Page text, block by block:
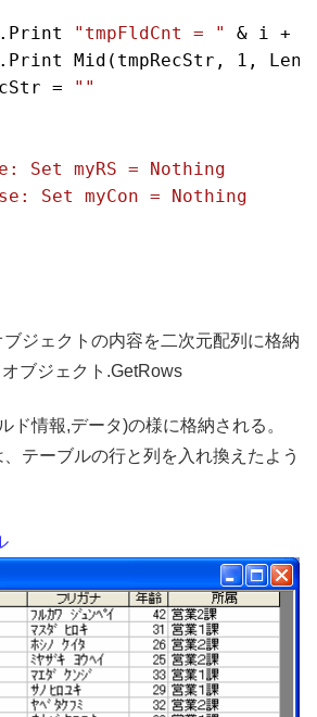
"tmpFldCnt = "
& i + 1
Mid(tmpRecStr, 1,
=
""
Set myRS = Nothing
Set myCon = Nothing
ジェクトの内容を二次元配列に格納
ブジェクト.GetRows
ド情報,データ)の様に格納される。
テーブルの行と列を入れ換えたよう